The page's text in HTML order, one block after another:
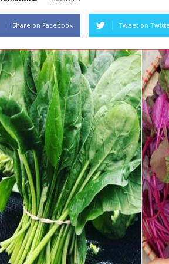
Share on Facebook Tweet on